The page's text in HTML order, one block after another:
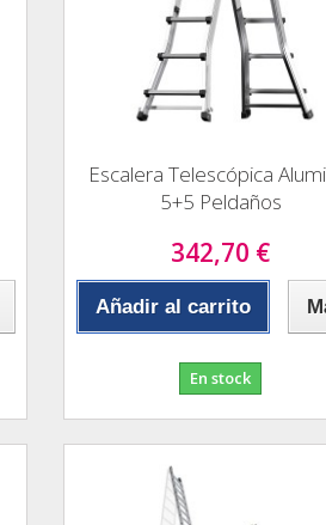
Escalera Telescópica
5+5 Peldaños
342,70 €
Añadir al carrito
En stock